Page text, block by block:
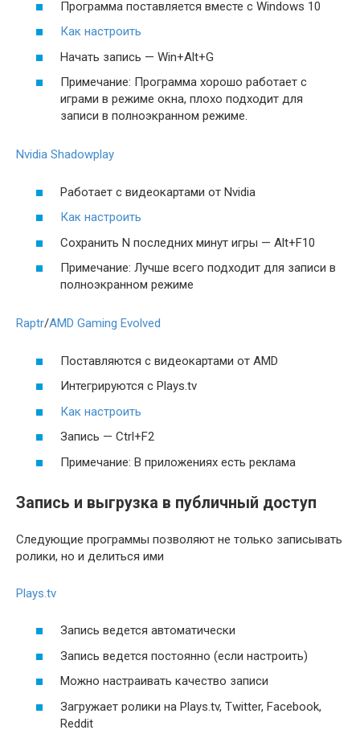
Программа поставляется вместе с Windows 10
Как настроить
Начать запись — Win+Alt+G
Примечание: Программа хорошо работает с
играми в режиме окна, плохо подходит для
записи в полноэкранном режиме.
Nvidia Shadowplay
Работает с видеокартами от Nvidia
Как настроить
Сохранить N последних минут игры — Alt+F10
Примечание: Лучше всего подходит для записи в
полноэкранном режиме
Raptr/AMD Gaming Evolved
Поставляются с видеокартами от AMD
Интегрируются с Plays.tv
Как настроить
Запись — Ctrl+F2
Примечание: В приложениях есть реклама
Запись и выгрузка в публичный доступ
Следующие программы позволяют не только записывать
ролики, но и делиться ими
Plays.tv
Запись ведется автоматически
Запись ведется постоянно (если настроить)
Можно настраивать качество записи
Загружает ролики на Plays.tv, Twitter, Facebook,
Reddit